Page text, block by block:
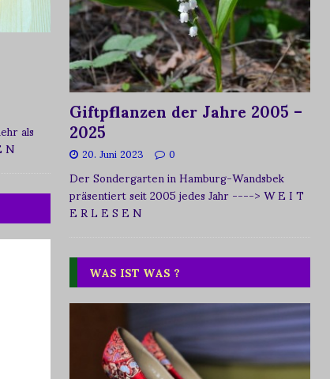
als Giftpflanzen der Jahre 2005 –
2025
20. Juni 2023 0
Der Sondergarten in Hamburg-Wandsbek
präsentiert seit 2005 jedes Jahr----> W E I T
E R L E S E N
WAS IST WAS ?